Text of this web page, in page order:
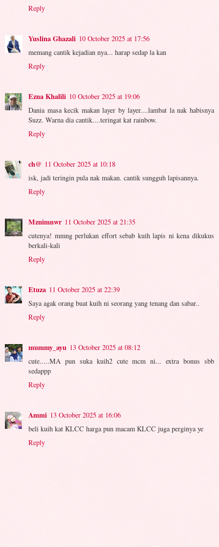
Reply
Yuslina Ghazali 10 October 2025 at 17:56
memang cantik kejadian nya... harap sedap la kan
Reply
Ezna Khalili 10 October 2025 at 19:06
Dania masa kecik makan layer by layer....lambat la nak habisnya
Suzz. Warna dia cantik....teringat kat rainbow.
Reply
ch@ 11 October 2025 at 10:18
isk, jadi teringin pula nak makan. cantik sungguh lapisannya.
Reply
Mznimnwr 11 October 2025 at 21:35
cutenya! mmng perlukan effort sebab kuih lapis ni kena dikukus
berkali-kali
Reply
Etuza 11 October 2025 at 22:39
Saya agak orang buat kuih ni seorang yang tenang dan sabar..
Reply
mummy_ayu 13 October 2025 at 08:12
cute.....MA pun suka kuih2 cute mcm ni... extra bonus sbb
sedappp
Reply
Ammi 13 October 2025 at 16:06
beli kuih kat KLCC harga pun macam KLCC juga perginya ye
Reply